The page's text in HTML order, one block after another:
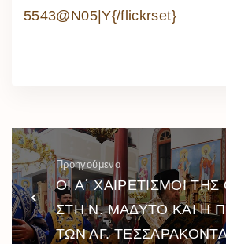
5543@N05|Y{/flickrset}
Προηγούμενο
ΟΙ Α΄ ΧΑΙΡΕΤΙΣΜΟΙ
ΣΤΗ Ν. ΜΑΔΥΤΟ ΚΑΙ Η
ΤΩΝ ΑΓ.